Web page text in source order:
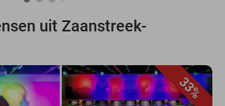
uit Zaanstreek-
33%